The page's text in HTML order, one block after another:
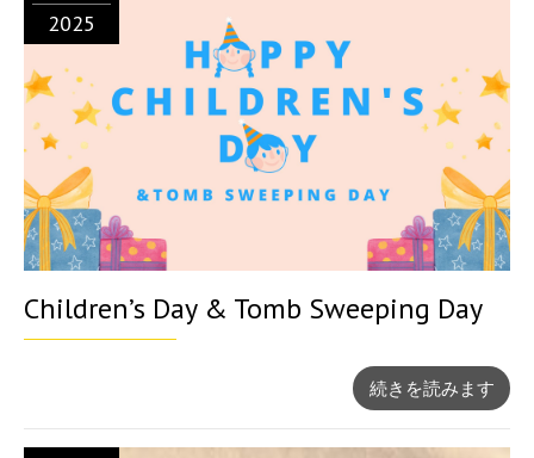
2025
Children’s Day & Tomb Sweeping Day
続きを読みます